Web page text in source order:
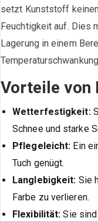
setzt Kunststoff
Feuchtigkeit auf. Dies
Lagerung in einem
Vorteile von
Wetterfestigkeit:
Schnee und starke
Pflegeleicht: Ein
Tuch genügt.
Langlebigkeit: Sie
Farbe zu verlieren.
Flexibilität: Sie